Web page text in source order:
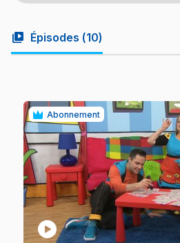
video_library Épisodes (10)
Abonnement
play_circle